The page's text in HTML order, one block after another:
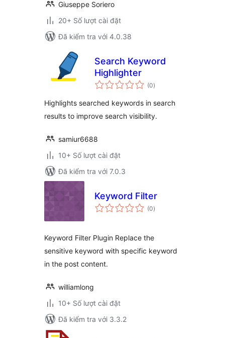
Giuseppe Soriero
20+ Số lượt cài đặt
Đã kiểm tra với 4.0.38
Search Keyword
Highlighter
(0tổng
đánh
)
Highlights searched keywords in search
results to improve search visibility.
samiur6688
10+ Số lượt cài đặt
Đã kiểm tra với 7.0.3
Keyword Filter
(0tổng
đánh
)
Keyword Filter Plugin Replace the
sensitive keyword with specific keyword
in the post content.
williamlong
10+ Số lượt cài đặt
Đã kiểm tra với 3.3.2